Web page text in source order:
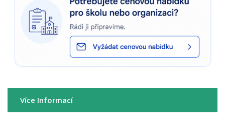
Více Informací